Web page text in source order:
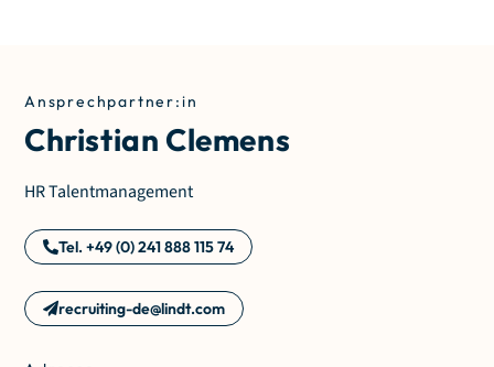
Ansprechpartner:in
Christian Clemens
HR Talentmanagement
Tel. +49 (0) 241 888 115 74
recruiting-de@lindt.com